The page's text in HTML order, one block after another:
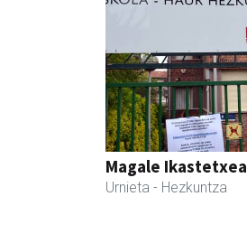
Magale Ikastetxea
Urnieta - Hezkuntza